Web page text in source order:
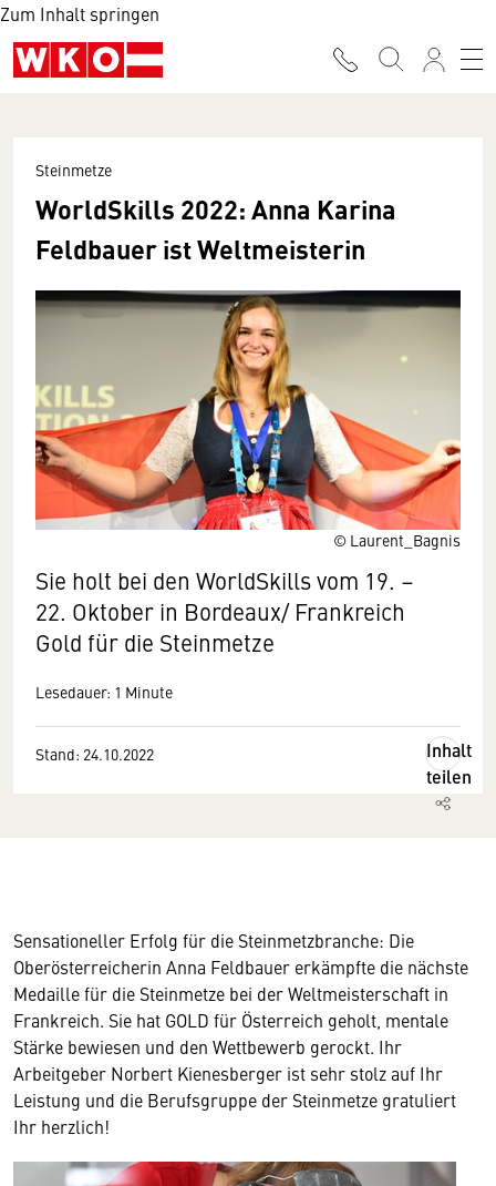
Zum Inhalt springen
© Laurent_Bagnis
Steinmetze
WorldSkills 2022: Anna Karina
Feldbauer ist Weltmeisterin
Sie holt bei den WorldSkills vom 19. –
22. Oktober in Bordeaux/ Frankreich
Gold für die Steinmetze
Lesedauer: 1 Minute
Stand: 24.10.2022
Inhalt
teilen
Sensationeller Erfolg für die Steinmetzbranche: Die
Oberösterreicherin Anna Feldbauer erkämpfte die nächste
Medaille für die Steinmetze bei der Weltmeisterschaft in
Frankreich. Sie hat GOLD für Österreich geholt, mentale
Stärke bewiesen und den Wettbewerb gerockt. Ihr
Arbeitgeber Norbert Kienesberger ist sehr stolz auf Ihr
Leistung und die Berufsgruppe der Steinmetze gratuliert
Ihr herzlich!